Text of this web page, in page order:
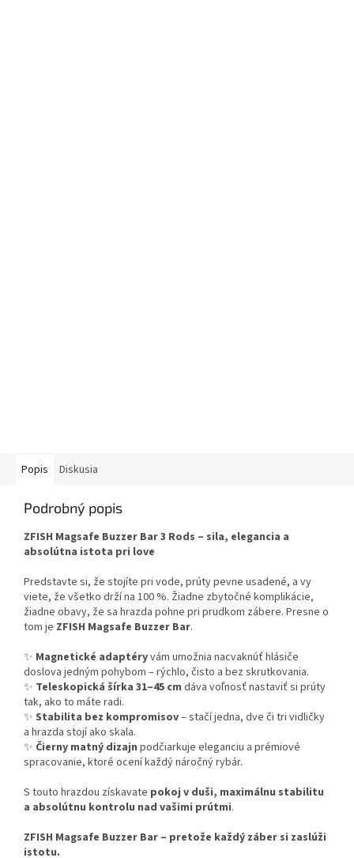
Popis Diskusia
Podrobný popis
ZFISH Magsafe Buzzer Bar 3 Rods – sila, elegancia a
absolútna istota pri love
Predstavte si, že stojíte pri vode, prúty pevne usadené, a vy
viete, že všetko drží na 100 %. Žiadne zbytočné komplikácie,
žiadne obavy, že sa hrazda pohne pri prudkom zábere. Presne o
tom je ZFISH Magsafe Buzzer Bar.
✨ Magnetické adaptéryvám umožnia nacvaknúť hlásiče
doslova jedným pohybom – rýchlo, čisto a bez skrutkovania.
✨ Teleskopická šírka 31–45 cm dáva voľnosť nastaviť si prúty
tak, ako to máte radi.
✨ Stabilita bez kompromisov– stačí jedna, dve či tri vidličky
a hrazda stojí ako skala.
✨ Čierny matný dizajn podčiarkuje eleganciu a prémiové
spracovanie, ktoré ocení každý náročný rybár.
S touto hrazdou získavate pokoj v duši, maximálnu stabilitu
a absolútnu kontrolu nad vašimi prútmi.
ZFISH Magsafe Buzzer Bar – pretože každý záber si zaslúži
istotu.